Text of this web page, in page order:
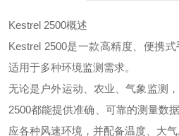
Kestrel 2500概述
Kestrel 2500是一款高精度、便携式
适用于多种环境监测需求。
无论是户外运动、农业、气象监测
2500都能提供准确、可靠的测量数
应各种风速环境，并配备温度、大气